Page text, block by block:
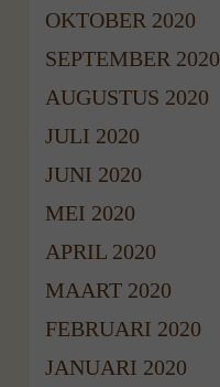
OKTOBER 2020
SEPTEMBER 2020
AUGUSTUS 2020
JULI 2020
JUNI 2020
MEI 2020
APRIL 2020
MAART 2020
FEBRUARI 2020
JANUARI 2020